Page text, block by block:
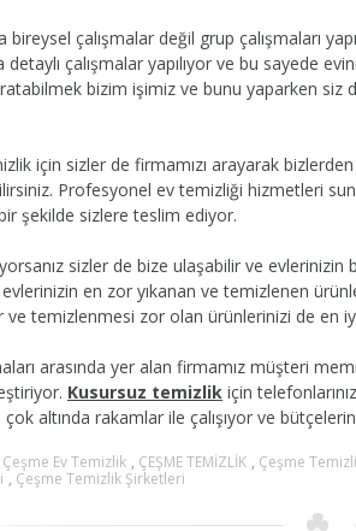
bireysel çalışmalar değil grup çalışmaları
çalışmalar yapılıyor ve bu sayede
bizim işimiz ve bunu yaparken
için sizler de firmamızı arayarak
Profesyonel ev temizliği hizmetleri
şekilde sizlere teslim ediyor.
sizler de bize ulaşabilir ve evlerinizin
evlerinizin en zor yıkanan ve temizlenen
ve temizlenmesi zor olan ürünlerinizi de en
arasında yer alan firmamız müşteri
Kusursuz temizlik için
çok altında rakamlar ile çalışıyor ve
Çeşme Ev Temizlik , ÇEŞME TEMİZLİK , Çeşme
, Çeşme Temizlik Şirketleri